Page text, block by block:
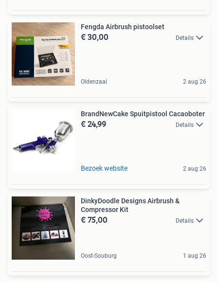
Fengda Airbrush pistoolset
€ 30,00 Details
Oldenzaal 2 aug 26
BrandNewCake Spuitpistool Cacaoboter
€ 24,99 Details
Bezoek website 2 aug 26
DinkyDoodle Designs Airbrush &
Compressor Kit
€ 75,00 Details
Oost-Souburg 1 aug 26